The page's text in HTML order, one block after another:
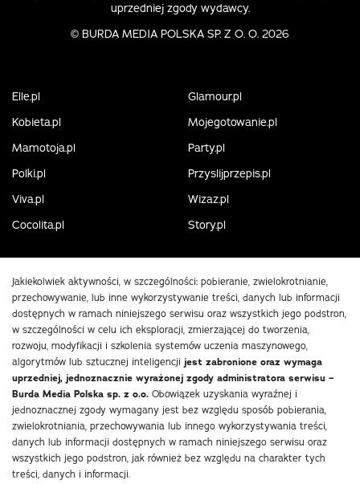
uprzedniej zgody wydawcy.
© BURDA MEDIA POLSKA SP. Z O. O. 2026
Elle.pl
Glamour.pl
Kobieta.pl
Mojegotowanie.pl
Mamotoja.pl
Party.pl
Polki.pl
Przyslijprzepis.pl
Viva.pl
Wizaz.pl
Cocolita.pl
Story.pl
Jakiekolwiek aktywności, w szczególności: pobieranie, zwielokrotnianie,
przechowywanie, lub inne wykorzystywanie treści, danych lub informacji
dostępnych w ramach niniejszego serwisu oraz wszystkich jego podstron,
w szczególności w celu ich eksploracji, zmierzającej do tworzenia,
rozwoju, modyfikacji i szkolenia systemów uczenia maszynowego,
algorytmów lub sztucznej inteligencji jest zabronione oraz wymaga
uprzedniej, jednoznacznie wyrażonej zgody administratora serwisu –
Burda Media Polska sp. z o.o. Obowiązek uzyskania wyraźnej i
jednoznacznej zgody wymagany jest bez względu sposób pobierania,
zwielokrotniania, przechowywania lub innego wykorzystywania treści,
danych lub informacji dostępnych w ramach niniejszego serwisu oraz
wszystkich jego podstron, jak również bez względu na charakter tych
treści, danych i informacji.